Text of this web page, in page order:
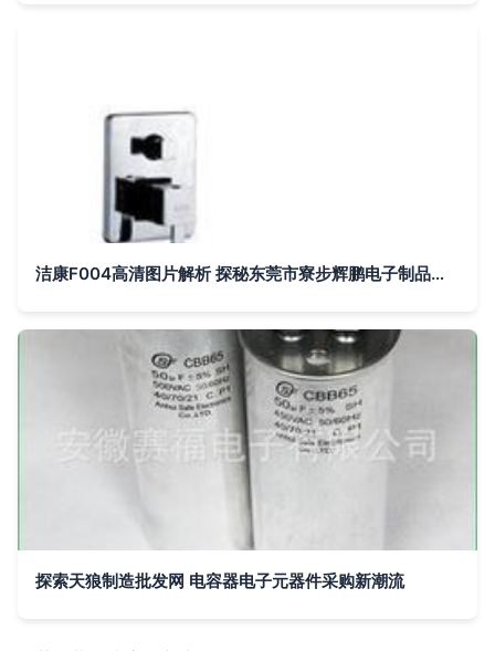
洁康F004高清图片解析 探秘东莞市寮步辉鹏电子制品厂的精密工艺
探索天狼制造批发网 电容器电子元器件采购新潮流